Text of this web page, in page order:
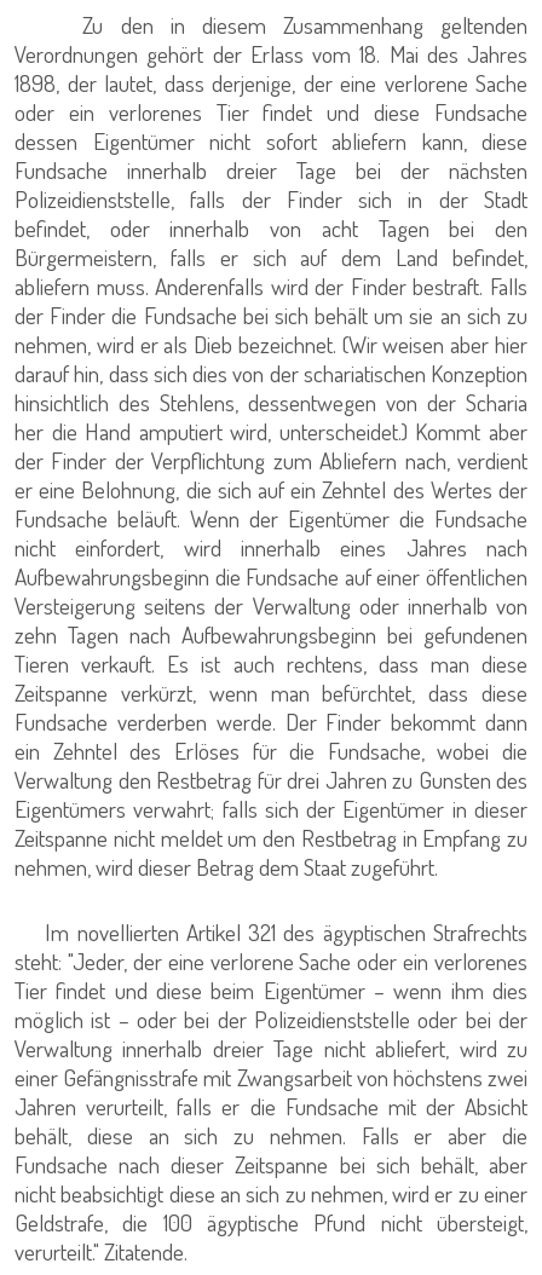
Zu den in diesem Zusammenhang geltenden
Verordnungen gehört der Erlass vom 18. Mai des Jahres
1898, der lautet, dass derjenige, der eine verlorene Sache
oder ein verlorenes Tier findet und diese Fundsache
dessen Eigentümer nicht sofort abliefern kann, diese
Fundsache innerhalb dreier Tage bei der nächsten
Polizeidienststelle, falls der Finder sich in der Stadt
befindet, oder innerhalb von acht Tagen bei den
Bürgermeistern, falls er sich auf dem Land befindet,
abliefern muss. Anderenfalls wird der Finder bestraft. Falls
der Finder die Fundsache bei sich behält um sie an sich zu
nehmen, wird er als Dieb bezeichnet. (Wir weisen aber hier
darauf hin, dass sich dies von der schariatischen Konzeption
hinsichtlich des Stehlens, dessentwegen von der Scharia
her die Hand amputiert wird, unterscheidet.) Kommt aber
der Finder der Verpflichtung zum Abliefern nach, verdient
er eine Belohnung, die sich auf ein Zehntel des Wertes der
Fundsache beläuft. Wenn der Eigentümer die Fundsache
nicht einfordert, wird innerhalb eines Jahres nach
Aufbewahrungsbeginn die Fundsache auf einer öffentlichen
Versteigerung seitens der Verwaltung oder innerhalb von
zehn Tagen nach Aufbewahrungsbeginn bei gefundenen
Tieren verkauft. Es ist auch rechtens, dass man diese
Zeitspanne verkürzt, wenn man befürchtet, dass diese
Fundsache verderben werde. Der Finder bekommt dann
ein Zehntel des Erlöses für die Fundsache, wobei die
Verwaltung den Restbetrag für drei Jahren zu Gunsten des
Eigentümers verwahrt; falls sich der Eigentümer in dieser
Zeitspanne nicht meldet um den Restbetrag in Empfang zu
nehmen, wird dieser Betrag dem Staat zugeführt.
Im novellierten Artikel 321 des ägyptischen Strafrechts
steht: "Jeder, der eine verlorene Sache oder ein verlorenes
Tier findet und diese beim Eigentümer – wenn ihm dies
möglich ist – oder bei der Polizeidienststelle oder bei der
Verwaltung innerhalb dreier Tage nicht abliefert, wird zu
einer Gefängnisstrafe mit Zwangsarbeit von höchstens zwei
Jahren verurteilt, falls er die Fundsache mit der Absicht
behält, diese an sich zu nehmen. Falls er aber die
Fundsache nach dieser Zeitspanne bei sich behält, aber
nicht beabsichtigt diese an sich zu nehmen, wird er zu einer
Geldstrafe, die 100 ägyptische Pfund nicht übersteigt,
verurteilt." Zitatende.